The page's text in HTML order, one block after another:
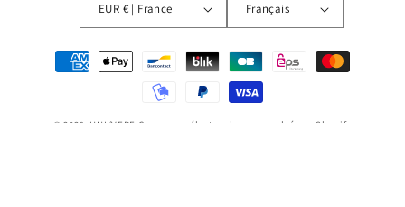
EUR € | France Français
Moyens
© 2026, UNI/VERE Commerce électronique propulsé par Shopify